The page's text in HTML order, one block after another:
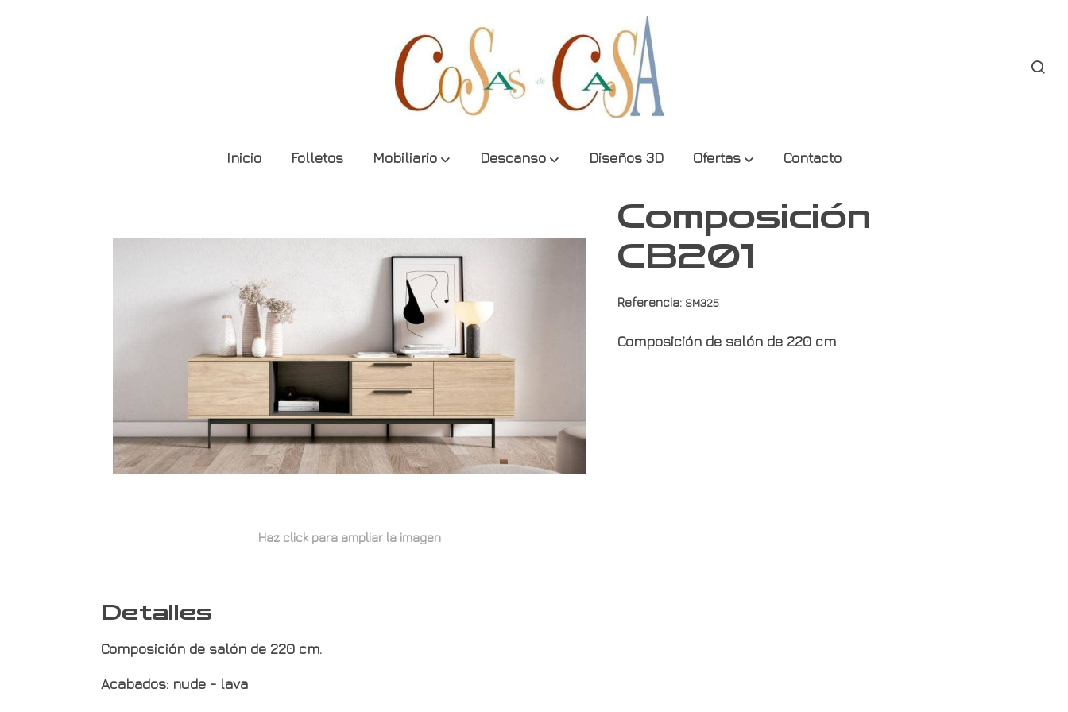
Inicio Folletos Mobiliario Descanso Diseños 3D Ofertas Contacto
Haz click para ampliar la imagen
Detalles
Composición de salón de 220 cm.
Acabados: nude - lava
Composición
CB201
Referencia: SM325
Composición de salón de 220 cm